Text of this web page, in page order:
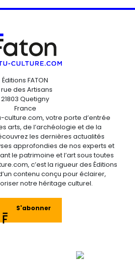
Éditions FATON
rue des Artisans
21803 Quetigny
France
culture.com, votre porte d’entrée
arts, de l’archéologie et de la
les dernières actualités
approfondies de nos experts et
le patrimoine et l’art sous toutes
c’est la rigueur des Éditions
contenu conçu pour éclairer,
notre héritage culturel.
S'abonner